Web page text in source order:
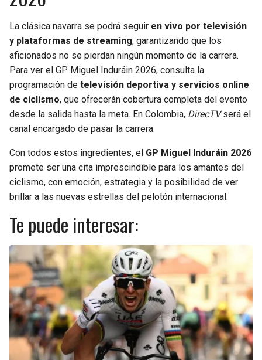
La clásica navarra se podrá seguir en vivo por televisión
y plataformas de streaming, garantizando que los
aficionados no se pierdan ningún momento de la carrera.
Para ver el GP Miguel Induráin 2026, consulta la
programación de televisión deportiva y servicios online
de ciclismo, que ofrecerán cobertura completa del evento
desde la salida hasta la meta. En Colombia, DirecTVserá el
canal encargado de pasar la carrera.
Con todos estos ingredientes, el GP Miguel Induráin 2026
promete ser una cita imprescindible para los amantes del
ciclismo, con emoción, estrategia y la posibilidad de ver
brillar a las nuevas estrellas del pelotón internacional.
Te puede interesar: